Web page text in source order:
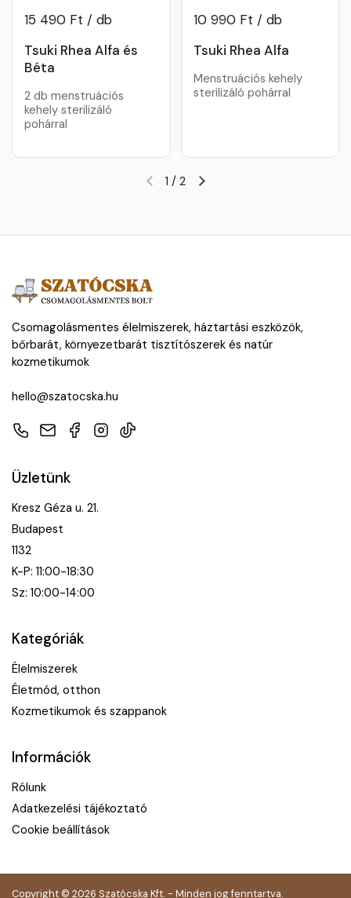
15 490 Ft / db
Tsuki Rhea Alfa és
Béta
2 db menstruációs
kehely sterilizáló
pohárral
10 990 Ft / db
Tsuki Rhea Alfa
Menstruációs kehely
sterilizáló pohárral
1 / 2
Csomagolásmentes élelmiszerek, háztartási eszközök,
bőrbarát, környezetbarát tisztítószerek és natúr
kozmetikumok
hello@szatocska.hu
TelefonE-mailFacebook
Instagram
TikTok
Üzletünk
Kresz Géza u. 21.
Budapest
1132
K-P: 11:00-18:30
Sz: 10:00-14:00
Kategóriák
Élelmiszerek
Életmód, otthon
Kozmetikumok és szappanok
Információk
Rólunk
Adatkezelési tájékoztató
Cookie beállítások
Copyright © 2026 Szatócska Kft. - Minden jog fenntartva.